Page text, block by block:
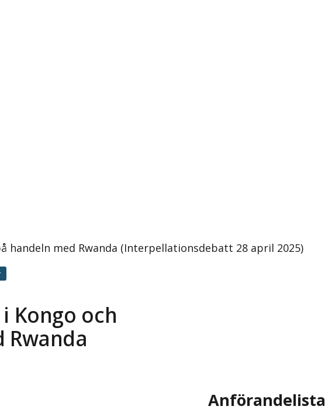
handeln med Rwanda (Interpellationsdebatt 28 april 2025)
Kongo och
Rwanda
Anförandelista